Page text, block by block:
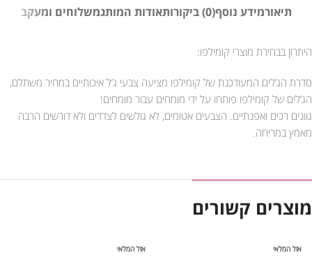
תיאורמידע נוסף(0) ביקורות אודות המותגמשלוחים ומעקב
היתרון בבחירת מוצרי קומילפו:
סדרת הג’לים המעודכנת של קומילפו מציעה צבעי ג’ל איכותיים במחיר משתלם,
הג’לים של קומילפו פותחו על ידי מומחים עבור מומחים!
גוונים רכים ואפנתיים. הצבעים אטומים, לא גולשים לצדדים ולא דורשים הרבה
מאמץ במריחה.
מוצרים קשורים
אזל המלאי אזל המלאי